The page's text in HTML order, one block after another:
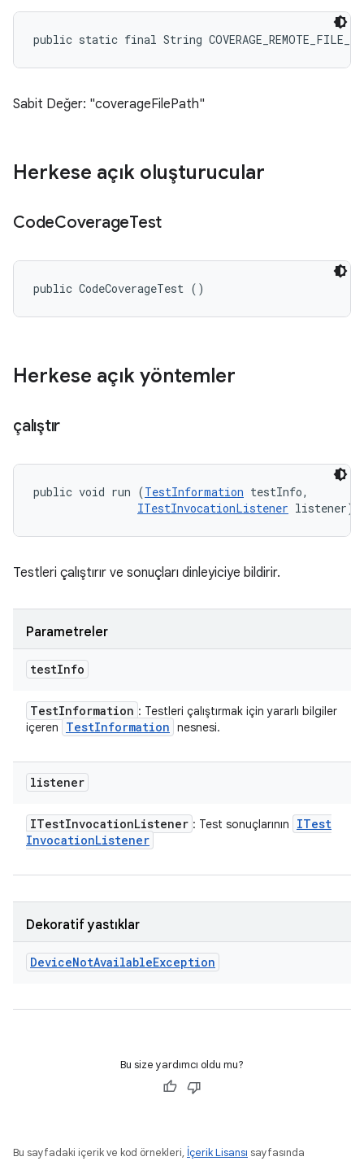
public static final String
Sabit Değer: "coverageFilePath"
Herkese açık oluşturucular
CodeCoverageTest
public CodeCoverageTest ()
Herkese açık yöntemler
çalıştır
public void run (TestInformation testInfo,
ITestInvocationListener listener)
Testleri çalıştırır ve sonuçları dinleyiciye bildirir.
Parametreler
testInfo
TestInformation : Testleri çalıştırmak için yararlı bilgiler
içeren
TestInformation nesnesi.
listener
ITestInvocationListener : Test sonuçlarının
ITest
InvocationListener
Dekoratif yastıklar
DeviceNotAvailableException
Bu size yardımcı oldu mu?
Bu sayfadaki içerik ve kod örnekleri, İçerik Lisansı sayfasında